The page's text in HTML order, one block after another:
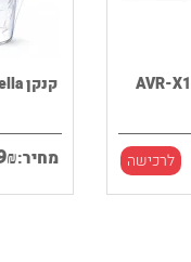
קנקן BRITA Marella כולל 12 מסנני...
מחיר:₪ לרכישה